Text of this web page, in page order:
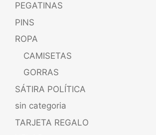
PEGATINAS
PINS
ROPA
CAMISETAS
GORRAS
SÁTIRA POLÍTICA
sin categoria
TARJETA REGALO